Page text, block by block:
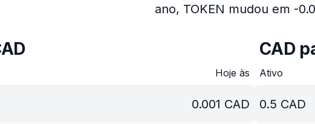
ano, TOKEN mudou em -
Hoje às
0.001 CAD
CAD
Ativo
0.5 CAD